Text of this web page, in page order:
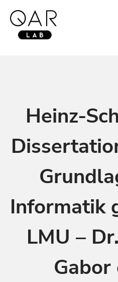
Heinz-
Informatik
LMU –